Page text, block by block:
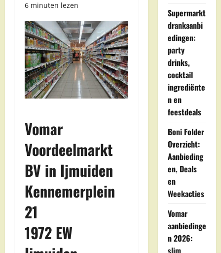
6 minuten lezen
Vomar
Voordeelmarkt
BV in Ijmuiden
Kennemerplein
21
1972 EW
Supermarkt
drankaanbi
edingen:
party
drinks,
cocktail
ingrediënte
n en
feestdeals
Boni Folder
Overzicht:
Aanbieding
en, Deals
en
Weekacties
Vomar
aanbiedinge
n 2026:
slim